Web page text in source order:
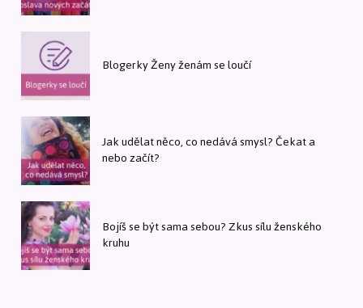
Blogerky Ženy ženám se loučí
Jak udělat něco, co nedává smysl? Čekat a
nebo začít?
Bojíš se být sama sebou? Zkus sílu ženského
kruhu